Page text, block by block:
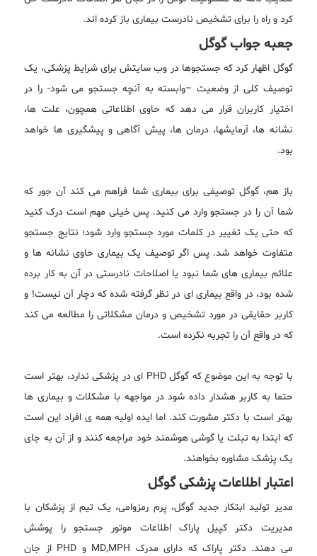
کرد و راه را برای تشخیص نادرست بیماری باز کرده اند.
جعبه جواب گوگل
گوگل اظهار کرد که جستجوها در وب سایتش برای شرایط پزشکی، یک
توصیف کلی از وضعیت –وابسته به آنچه جستجو می شود- را در
اختیار کاربران قرار می دهد که حاوی اطلاعاتی همچون، علت ها،
نشانه ها، آرمایشها، درمان ها، پیش آگاهی و پیشگیری ها خواهد
بود.
باز هم، گوگل توصیفی برای بیماری شما فراهم می کند آن جور که
شما آن را در جستجو وارد می کنید. پس خیلی مهم است درک کنید
که حتی یک تغییر در کلمات مورد جستجو وارد شود؛ نتایج جستجو
متفاوت خواهد شد. پس اگر توصیف یک بیماری حاوی نشانه ها و
علائم بیماری های شما نبود یا اصلاحات نادرستی در آن به کار برده
شده بود، در واقع بیماری ای در نظر گرفته شده که دچار آن نیست! و
کاربر حقایقی در مورد تشخیص و درمان مشکلاتی را مطالعه می کند
که در واقع آن را تجربه نکرده است.
با توجه به این موضوع که گوگل PHD ای در پزشکی ندارد، بهتر است
حتما به کاربر هشدار داده شود در مواجهه با مشکلات و بیماری ها
بهتر است با دکتر مشورت کند. اما ایده اولیه همه ی افراد این است
که ابتدا به تبلت یا گوشی هوشمند خود مراجعه کنند و از آن به جای
یک پزشک مشاوره بخواهند.
اعتبار اطلاعات پزشکی گوگل
مدیر تولید ابتکار جدید گوگل، پرم رمزوامی، یک تیم از پزشکان با
مدیریت دکتر کپیل پاراک اطلاعات موتور جستجو را پوشش
می دهند. دکتر پاراک که دارای مدرک MD,MPH و PHD از جان